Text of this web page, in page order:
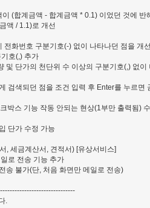
(합계금액 - 합계금액 * 0.1) 이었던 것에 반
액 / 1.1)로 개선
화번호 구분기호(-) 없이 나타나던 점을 개선
호(,) 추가
및 단가의 천단위 수 이상의 구분기호(,) 없이
검색되던 점을 조건 입력 후 Enter를 누르면
박스 기능 작동 안되는 현상(1부만 출력됨)
단가 수정 가능
, 세금계산서, 견적서) [유상서비스]
로 전송 기능 추가
송 불가(단, 처음 화면만 메일로 전송)
.